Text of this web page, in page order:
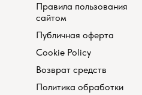
Правила пользования
сайтом
Публичная оферта
Cookie Policy
Возврат средств
Политика обработки